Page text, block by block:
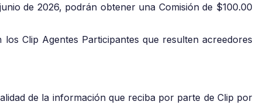
de 2026, podrán obtener una Comisión de $100.00
Clip Agentes Participantes que resulten acreedores
de la información que reciba por parte de Clip por